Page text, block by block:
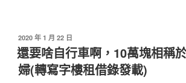
發
佈
於
2020 年 1 月 22 日
還要啥自行車啊，10萬塊相稱
婦(轉寫字樓租借錄發載)